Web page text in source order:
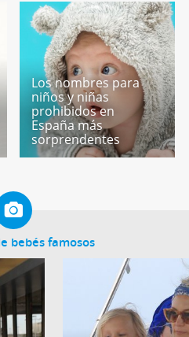
Los nombres para
niños y niñas
prohibidos en
España más
sorprendentes
bebés famosos